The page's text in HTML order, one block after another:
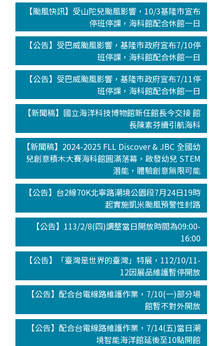
【颱風快訊】受山陀兒颱風影響，10/3基隆市宣布
停班停課，海科館配合休館一日
【公告】受巴威颱風影響，基隆市政府宣布7/10停
班停課，海科館配合休館一日
【公告】受巴威颱風影響，基隆市政府宣布7/11停
班停課，海科館配合休館一日
【新聞稿】國立海洋科技博物館新任館長今交接 館
長陳素芬續引航海科
【新聞稿】2024-2025 FLL Discover & JBC 全國幼
兒創意積木大賽海科館圓滿落幕，啟發幼兒 STEM
潛能，體驗創意無限可能
【公告】台2線70K北寧路潮境公園段7月24日19時
起實施凱米颱風預警性封路
【公告】113/2/8(四)調整當日開放時間為09:00-
16:00
【公告】「臺灣是世界的臺灣」特展，112/10/11-
12因展品維護暫停開放
【公告】配合台電線路維護作業，7/10(一)部分場
館暫不對外開放
【公告】配合台電線路維護作業，7/14(五)當日潮
境智能海洋館延後至10點開館